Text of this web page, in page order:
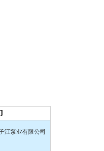
江泵业有限公司
钢电动隔膜泵